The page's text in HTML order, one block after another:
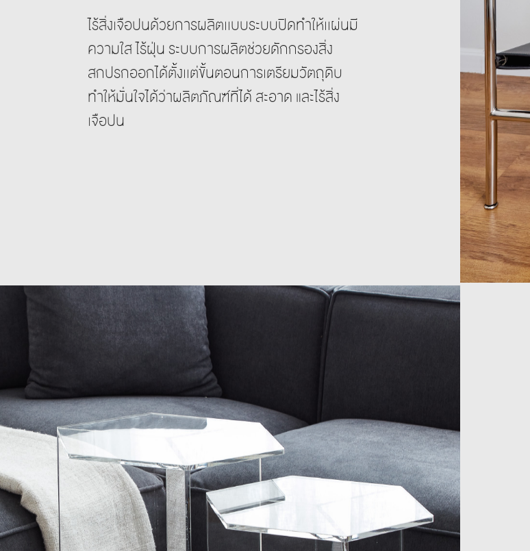
ไร้สิ่งเจือปนด้วยการผลิตเเบบระบบปิดทำให้เเผ่นมี
ความใส ไร้ฝุ่น ระบบการผลิตช่วยดักกรองสิ่ง
สกปรกออกได้ตั้งเเต่ขั้นตอนการเตรียมวัตถุดิบ
ทำให้มั่นใจได้ว่าผลิตภัณฑ์ที่ได้ สะอาด และไร้สิ่ง
เจือปน